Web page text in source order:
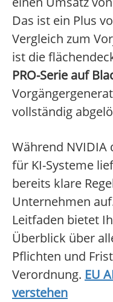
Das ist ein Plus
Vergleich zum
ist die
PRO-Serie auf
vollständig
Während NVIDIA
für KI-Systeme
bereits klare
Unternehmen
Leitfaden bietet
Überblick über
Pflichten und
Verordnung. EU
verstehen